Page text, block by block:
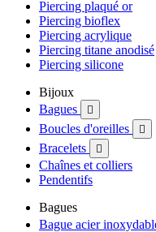
Piercing plaqué or
Piercing bioflex
Piercing acrylique
Piercing titane anodisé
Piercing silicone
Bijoux
Bagues

Boucles d'oreilles 
Bracelets 
Chaînes et colliers
Pendentifs
Bagues
Bague acier